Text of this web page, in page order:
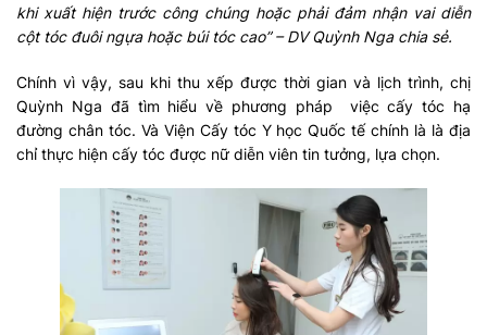
khi xuất hiện trước công chúng hoặc phải đảm nhận vai diễn
cột tóc đuôi ngựa hoặc búi tóc cao” – DV Quỳnh Nga chia sẻ.
Chính vì vậy, sau khi thu xếp được thời gian và lịch trình, chị
Quỳnh Nga đã tìm hiểu về phương pháp việc cấy tóc hạ
đường chân tóc. Và Viện Cấy tóc Y học Quốc tế chính là là địa
chỉ thực hiện cấy tóc được nữ diễn viên tin tưởng, lựa chọn.